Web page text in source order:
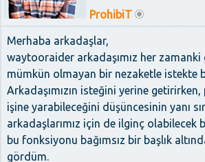
ProhibiT
Merhaba arkadaşlar,
waytooraider arkadaşımız her
mümkün olmayan bir nezaketle istekte
Arkadaşımızın isteğini yerine getirirken,
işine yarabileceğini düşüncesinin yanı
arkadaşlarımız için de ilginç olabilecek
bu fonksiyonu bağımsız bir başlık
gördüm.